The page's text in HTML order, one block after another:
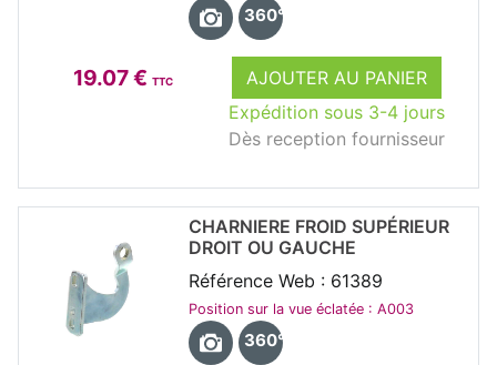
19.07 € TTC
AJOUTER AU PANIER
Expédition sous 3-4 jours
Dès reception fournisseur
360°
CHARNIERE FROID SUPÉRIEUR
DROIT OU GAUCHE
Référence Web : 61389
Position sur la vue éclatée : A003
360°